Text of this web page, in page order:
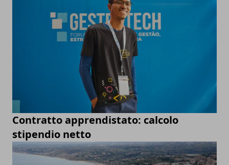
Contratto apprendistato: calcolo
stipendio netto